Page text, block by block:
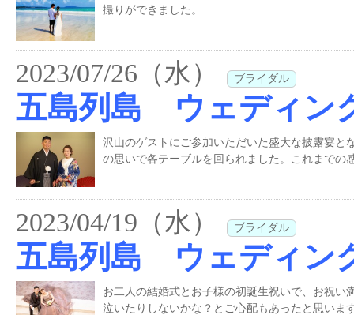
撮りができました。
2023/07/26（水） ブライダル
五島列島 ウェディン
沢山のゲストにご参加いただいた盛大な披露宴と
の思いで各テーブルを回られました。これまでの
2023/04/19（水） ブライダル
五島列島 ウェディン
お二人の結婚式とお子様の初誕生祝いで、お祝い
泣いたりしないかな？とご心配もあったと思いま